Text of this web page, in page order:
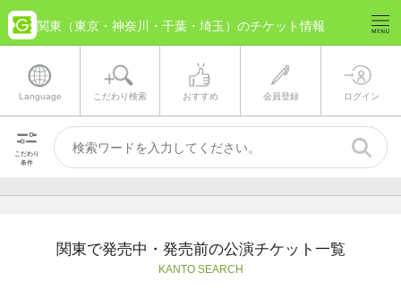
関東（東京・神奈川・千葉・埼玉）のチケット情報
Language こだわり検索 おすすめ 会員登録 ログイン
こだわり
条件
関東で発売中・発売前の公演チケット一覧
KANTO SEARCH